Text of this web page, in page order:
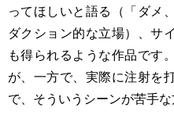
ってほしいと語る（「ダメ
ダクション的な立場）、サ
も得られるような作品です
が、一方で、実際に注射を
で、そういうシーンが苦手な